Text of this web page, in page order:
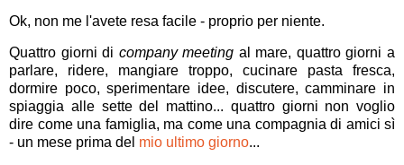
Ok, non me l'avete resa facile - proprio per niente.
Quattro giorni di company meeting al mare, quattro giorni a
parlare, ridere, mangiare troppo, cucinare pasta fresca,
dormire poco, sperimentare idee, discutere, camminare in
spiaggia alle sette del mattino... quattro giorni non voglio
dire come una famiglia, ma come una compagnia di amici sì
- un mese prima del mio ultimo giorno...